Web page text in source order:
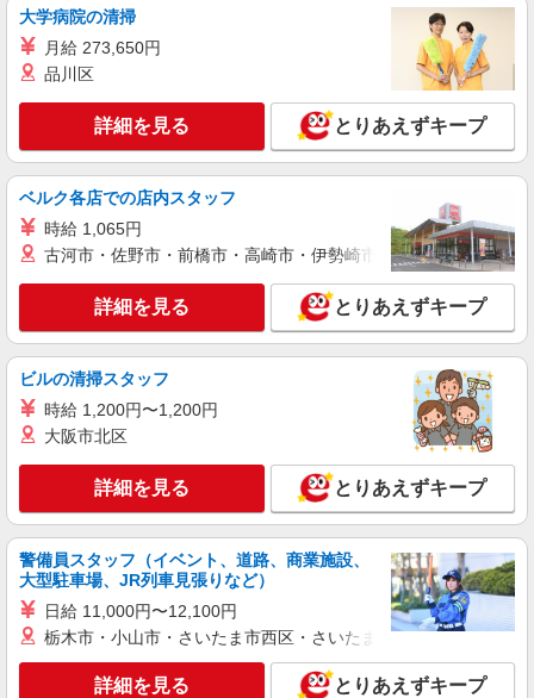
大学病院の清掃
月給 273,650円
品川区
詳細を見る とりあえずキープ
ベルク各店での店内スタッフ
時給 1,065円
古河市・佐野市・前橋市・高崎市・伊勢崎市・太田市・館林市
詳細を見る とりあえずキープ
ビルの清掃スタッフ
時給 1,200円〜1,200円
大阪市北区
詳細を見る とりあえずキープ
警備員スタッフ（イベント、道路、商業施設、
大型駐車場、JR列車見張りなど）
日給 11,000円〜12,100円
栃木市・小山市・さいたま市西区・さいたま市岩槻区・久喜市・
詳細を見る とりあえずキープ